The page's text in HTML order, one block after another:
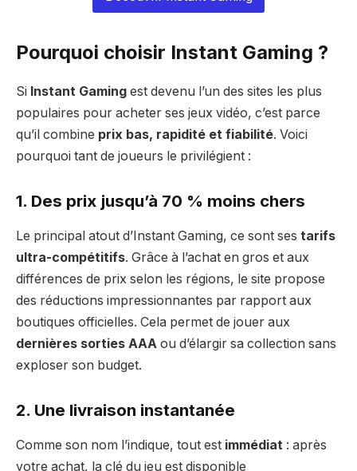
Pourquoi choisir Instant Gaming ?
Si Instant Gaming est devenu l’un des sites les plus
populaires pour acheter ses jeux vidéo, c’est parce
qu’il combine prix bas, rapidité et fiabilité. Voici
pourquoi tant de joueurs le privilégient :
1. Des prix jusqu’à 70 % moins chers
Le principal atout d’Instant Gaming, ce sont ses tarifs
ultra-compétitifs. Grâce à l’achat en gros et aux
différences de prix selon les régions, le site propose
des réductions impressionnantes par rapport aux
boutiques officielles. Cela permet de jouer aux
dernières sorties AAA ou d’élargir sa collection sans
exploser son budget.
2. Une livraison instantanée
Comme son nom l’indique, tout est immédiat : après
votre achat, la clé du jeu est disponible